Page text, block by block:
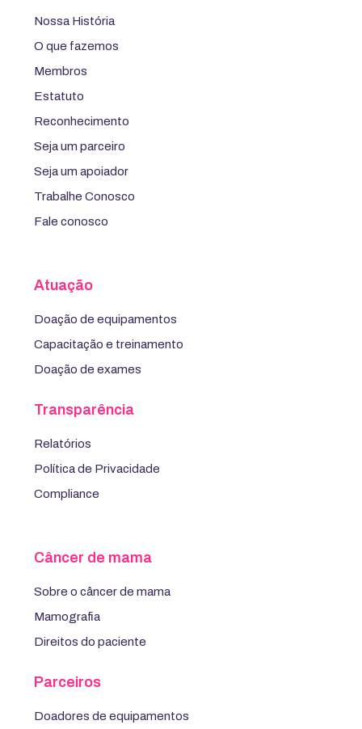
Nossa História
O que fazemos
Membros
Estatuto
Reconhecimento
Seja um parceiro
Seja um apoiador
Trabalhe Conosco
Fale conosco
Atuação
Doação de equipamentos
Capacitação e treinamento
Doação de exames
Transparência
Relatórios
Política de Privacidade
Compliance
Câncer de mama
Sobre o câncer de mama
Mamografia
Direitos do paciente
Parceiros
Doadores de equipamentos